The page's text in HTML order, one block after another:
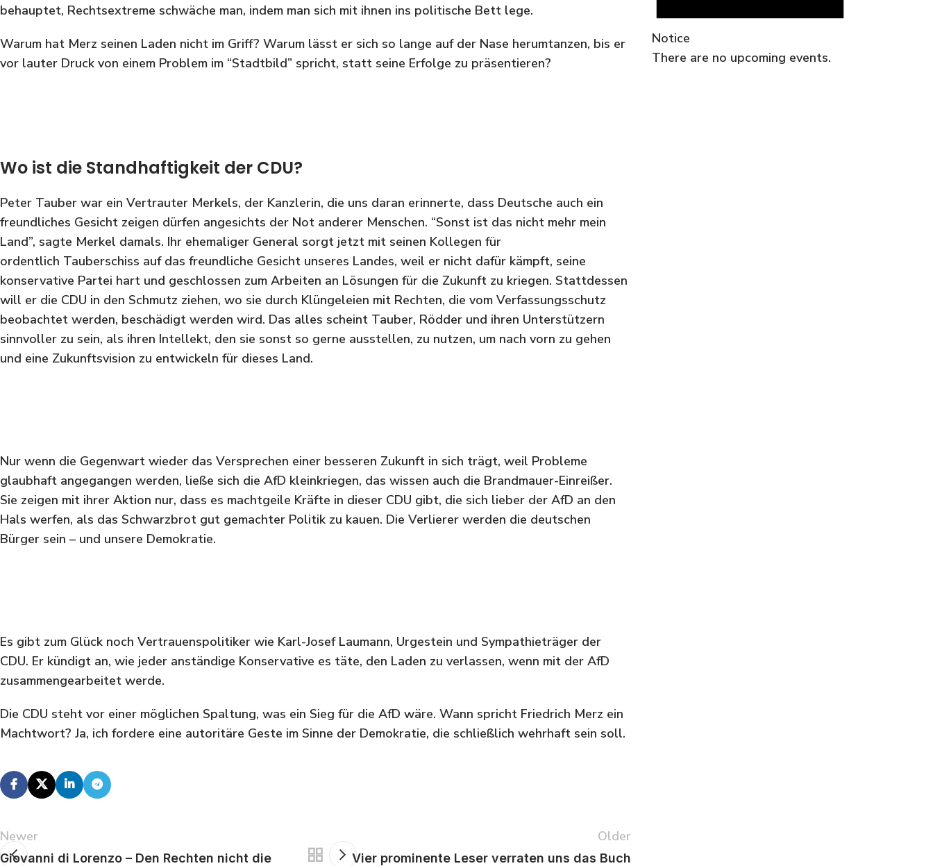
behauptet, Rechtsextreme schwäche man, indem man sich mit ihnen ins politische Bett lege.
Warum hat Merz seinen Laden nicht im Griff? Warum lässt er sich so lange auf der Nase herumtanzen, bis er
vor lauter Druck von einem Problem im “Stadtbild” spricht, statt seine Erfolge zu präsentieren?
Wo ist die Standhaftigkeit der CDU?
Peter Tauber war ein Vertrauter Merkels, der Kanzlerin, die uns daran erinnerte, dass Deutsche auch ein
freundliches Gesicht zeigen dürfen angesichts der Not anderer Menschen. “Sonst ist das nicht mehr mein
Land”, sagte Merkel damals. Ihr ehemaliger General sorgt jetzt mit seinen Kollegen für
ordentlich Tauberschiss auf das freundliche Gesicht unseres Landes, weil er nicht dafür kämpft, seine
konservative Partei hart und geschlossen zum Arbeiten an Lösungen für die Zukunft zu kriegen. Stattdessen
will er die CDU in den Schmutz ziehen, wo sie durch Klüngeleien mit Rechten, die vom Verfassungsschutz
beobachtet werden, beschädigt werden wird. Das alles scheint Tauber, Rödder und ihren Unterstützern
sinnvoller zu sein, als ihren Intellekt, den sie sonst so gerne ausstellen, zu nutzen, um nach vorn zu gehen
und eine Zukunftsvision zu entwickeln für dieses Land.
Nur wenn die Gegenwart wieder das Versprechen einer besseren Zukunft in sich trägt, weil Probleme
glaubhaft angegangen werden, ließe sich die AfD kleinkriegen, das wissen auch die Brandmauer-Einreißer.
Sie zeigen mit ihrer Aktion nur, dass es machtgeile Kräfte in dieser CDU gibt, die sich lieber der AfD an den
Hals werfen, als das Schwarzbrot gut gemachter Politik zu kauen. Die Verlierer werden die deutschen
Bürger sein – und unsere Demokratie.
Es gibt zum Glück noch Vertrauenspolitiker wie Karl-Josef Laumann, Urgestein und Sympathieträger der
CDU. Er kündigt an, wie jeder anständige Konservative es täte, den Laden zu verlassen, wenn mit der AfD
zusammengearbeitet werde.
Die CDU steht vor einer möglichen Spaltung, was ein Sieg für die AfD wäre. Wann spricht Friedrich Merz ein
Machtwort? Ja, ich fordere eine autoritäre Geste im Sinne der Demokratie, die schließlich wehrhaft sein soll.
Newer
Giovanni di Lorenzo – Den Rechten nicht die
Older
Vier prominente Leser verraten uns das Buch
Notice
There are no upcoming events.